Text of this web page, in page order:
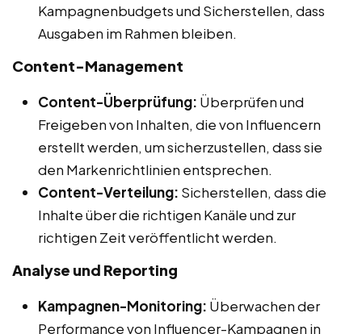
Kampagnenbudgets und Sicherstellen, dass
Ausgaben im Rahmen bleiben.
Content-Management
Content-Überprüfung: Überprüfen und
Freigeben von Inhalten, die von Influencern
erstellt werden, um sicherzustellen, dass sie
den Markenrichtlinien entsprechen.
Content-Verteilung: Sicherstellen, dass die
Inhalte über die richtigen Kanäle und zur
richtigen Zeit veröffentlicht werden.
Analyse und Reporting
Kampagnen-Monitoring: Überwachen der
Performance von Influencer-Kampagnen in